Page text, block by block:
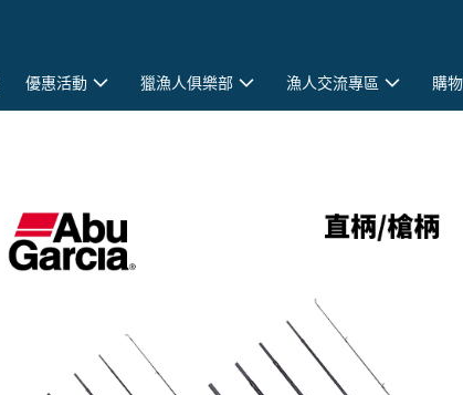
優惠活動 獵漁人俱樂部 漁人交流專區 購